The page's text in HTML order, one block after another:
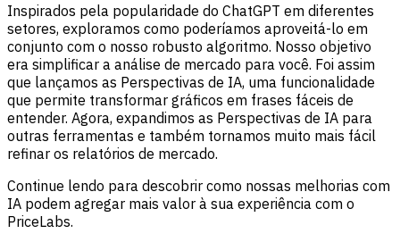
Inspirados pela popularidade do ChatGPT em diferentes
setores, exploramos como poderíamos aproveitá-lo em
conjunto com o nosso robusto algoritmo. Nosso objetivo
era simplificar a análise de mercado para você. Foi assim
que lançamos as Perspectivas de IA, uma funcionalidade
que permite transformar gráficos em frases fáceis de
entender. Agora, expandimos as Perspectivas de IA para
outras ferramentas e também tornamos muito mais fácil
refinar os relatórios de mercado.
Continue lendo para descobrir como nossas melhorias com
IA podem agregar mais valor à sua experiência com o
PriceLabs.